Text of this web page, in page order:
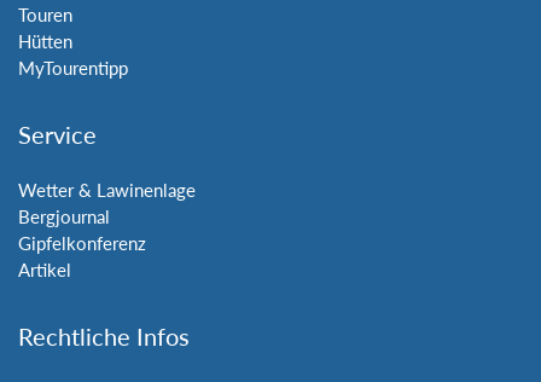
Touren
Hütten
MyTourentipp
Service
Wetter & Lawinenlage
Bergjournal
Gipfelkonferenz
Artikel
Rechtliche Infos